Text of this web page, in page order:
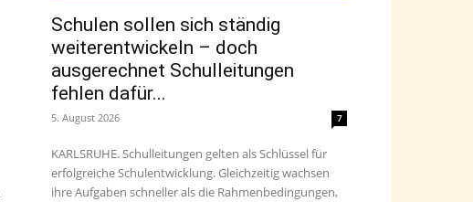
Schulen sollen sich ständig
weiterentwickeln – doch
ausgerechnet Schulleitungen
fehlen dafür...
5. August 2026 7
KARLSRUHE. Schulleitungen gelten als Schlüssel für
erfolgreiche Schulentwicklung. Gleichzeitig wachsen
ihre Aufgaben schneller als die Rahmenbedingungen,